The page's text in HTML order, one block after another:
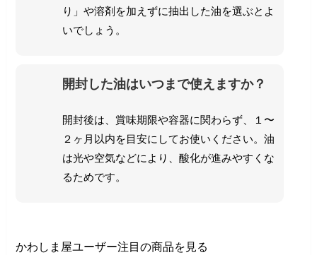
り」や溶剤を加えずに抽出した油を選ぶとよ
いでしょう。
開封した油はいつまで使えますか？
開封後は、賞味期限や容器に関わらず、１〜
２ヶ月以内を目安にしてお使いください。油
は光や空気などにより、酸化が進みやすくな
るためです。
かわしま屋ユーザー注目の商品を見る